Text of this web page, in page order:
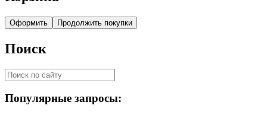
Оформить Продолжить покупки
Поиск
Популярные запросы: